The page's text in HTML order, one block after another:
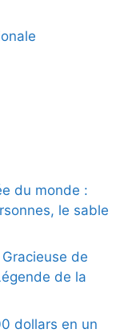
du monde :
le sable
de
de la
dollars en un